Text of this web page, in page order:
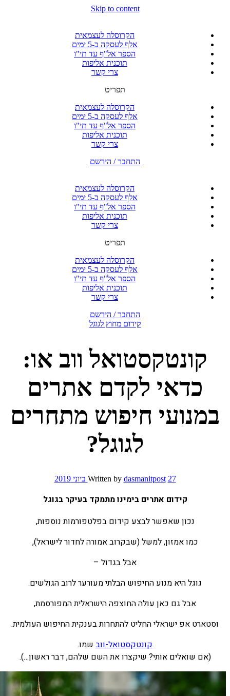
Skip to content
הקרוסלה לעצמאית
אלף לעסקה ב-5 ימים
הספר אל"ף עד תי"ו
תוכנית אליפות
צרי קשר
תפריט
הקרוסלה לעצמאית
אלף לעסקה ב-5 ימים
הספר אל"ף עד תי"ו
תוכנית אליפות
צרי קשר
התחבר / הירשם
הקרוסלה לעצמאית
אלף לעסקה ב-5 ימים
הספר אל"ף עד תי"ו
תוכנית אליפות
צרי קשר
תפריט
הקרוסלה לעצמאית
אלף לעסקה ב-5 ימים
הספר אל"ף עד תי"ו
תוכנית אליפות
צרי קשר
התחבר / הירשם
קידום מחוץ לגוגל
קונטקסטואל ווב או:
כדאי לקדם אתרים
במנועי חיפוש מתחרים
לגוגל?
Written by dasmanitpost 27 ביוני 2019
קידום אתרים בימינו מתמקד בעיקר בגוגל
נכון שאפשר לבצע קידום בפלטפורמות נוספות,
כמו אמזון, למשל (שבקרוב אמורה לחדור לישראל),
אבל בגדול –
גוגל היא מנוע החיפוש הבלתי מעורער לרוב הגולשים.
אבל גם כאן עולה החוצפה הישראלית המפורסמת,
וסטארט אפ ישראלי החליט להתחרות בענקית החיפוש העולמית.
קונטקסטואל-ווב שמו.
(אם שואלים אותי? שיקצרו את השם שלהם, דבר ראשון…).